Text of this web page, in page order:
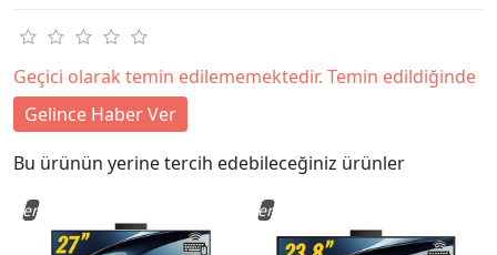
Geçici olarak temin edilememektedir. Temin edildiğinde
Gelince Haber Ver
Bu ürünün yerine tercih edebileceğiniz ürünler
Yeni Yeni